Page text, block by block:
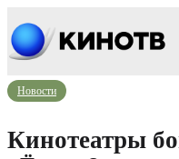
Новости
Кинотеатры